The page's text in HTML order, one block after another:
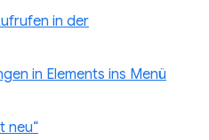
in der
in Elements ins Menü
neu“